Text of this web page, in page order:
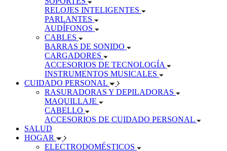
RELOJES INTELIGENTES
PARLANTES
AUDÍFONOS
CABLES
BARRAS DE SONIDO
CARGADORES
ACCESORIOS DE TECNOLOGÍA
INSTRUMENTOS MUSICALES
CUIDADO PERSONAL
RASURADORAS Y DEPILADORAS
MAQUILLAJE
CABELLO
ACCESORIOS DE CUIDADO PERSONAL
SALUD
HOGAR
ELECTRODOMÉSTICOS